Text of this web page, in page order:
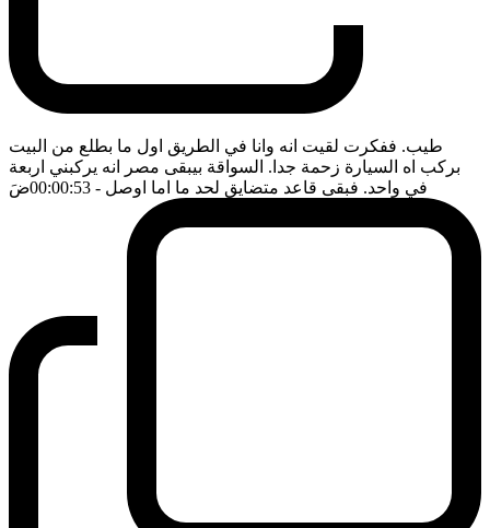
طيب. ففكرت لقيت انه وانا في الطريق اول ما بطلع من البيت
بركب اه السيارة زحمة جدا. السواقة بيبقى مصر انه يركبني اربعة
في واحد. فبقى قاعد متضايق لحد ما اما اوصل - 00:00:53 ضَ